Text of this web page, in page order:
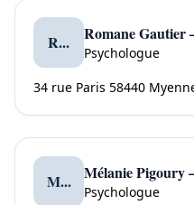
R... Romane Gautier
Psychologue
34 rue Paris 58440
M... Mélanie Pigoury
Psychologue